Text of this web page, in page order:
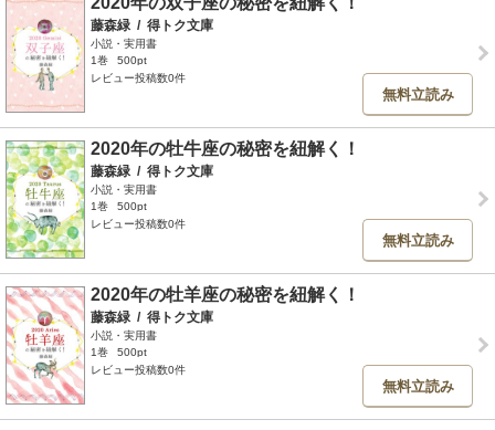
藤森緑 / 得トク文庫
小説・実用書
1巻
500pt
レビュー投稿数0件
無料立読み
2020年の牡牛座の秘密を紐解く！
藤森緑 / 得トク文庫
小説・実用書
1巻
500pt
レビュー投稿数0件
無料立読み
2020年の牡羊座の秘密を紐解く！
藤森緑 / 得トク文庫
小説・実用書
1巻
500pt
レビュー投稿数0件
無料立読み